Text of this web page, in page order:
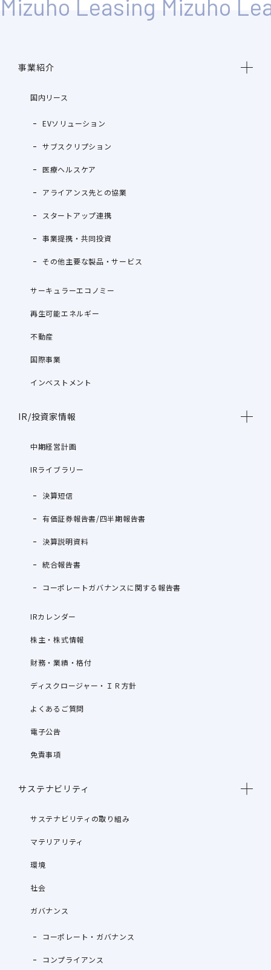
事業紹介
国内リース
EVソリューション
サブスクリプション
医療ヘルスケア
アライアンス先との協業
スタートアップ連携
事業提携・共同投資
その他主要な製品・サービス
サーキュラーエコノミー
再生可能エネルギー
不動産
国際事業
インベストメント
IR/投資家情報
中期経営計画
IRライブラリー
決算短信
有価証券報告書/四半期報告書
決算説明資料
統合報告書
コーポレートガバナンスに関する報告書
IRカレンダー
株主・株式情報
財務・業績・格付
ディスクロージャー・ＩＲ方針
よくあるご質問
電子公告
免責事項
サステナビリティ
サステナビリティの取り組み
マテリアリティ
環境
社会
ガバナンス
コーポレート・ガバナンス
コンプライアンス